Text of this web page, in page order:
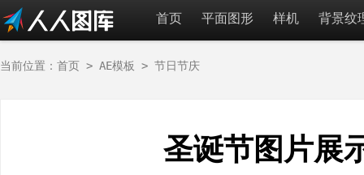
首页 平面图形 样机 背景纹
当前位置： 首页 > AE模板 > 节日节庆
圣诞节图片展